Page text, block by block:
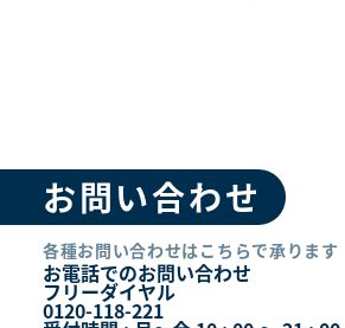
お問い合わせ
各種お問い合わせはこちらで承ります
お電話でのお問い合わせ
フリーダイヤル
0120-118-221